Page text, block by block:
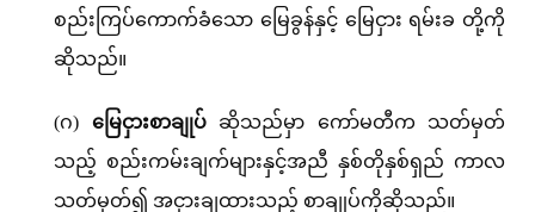
စည်းကြပ်ကောက်ခံသော မြေခွန်နှင့် မြေငှား ရမ်းခ တို့ကို
ဆိုသည်။
(ဂ) မြေငှားစာချုပ် ဆိုသည်မှာ ကော်မတီက သတ်မှတ်
သည့် စည်းကမ်းချက်များနှင့်အညီ နှစ်တိုနှစ်ရှည် ကာလ
သတ်မှတ်၍ အငှားချထားသည့် စာချုပ်ကိုဆိုသည်။